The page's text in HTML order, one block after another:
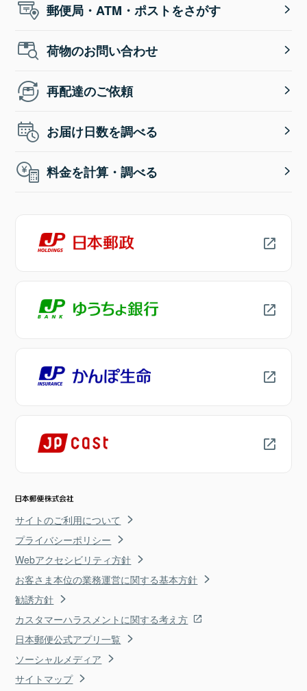
郵便局・ATM・ポストをさがす
荷物のお問い合わせ
再配達のご依頼
お届け日数を調べる
料金を計算・調べる
サイトのご利用について
プライバシーポリシー
Webアクセシビリティ方針
お客さま本位の業務運営に関する基本方針
勧誘方針
カスタマーハラスメントに関する考え方
日本郵便公式アプリ一覧
ソーシャルメディア
サイトマップ